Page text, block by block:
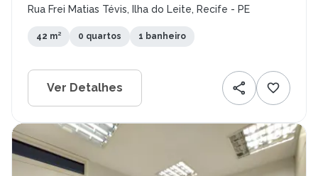
Rua Frei Matias Tévis, Ilha do Leite, Recife - PE
42 m² 0 quartos 1 banheiro
Ver Detalhes